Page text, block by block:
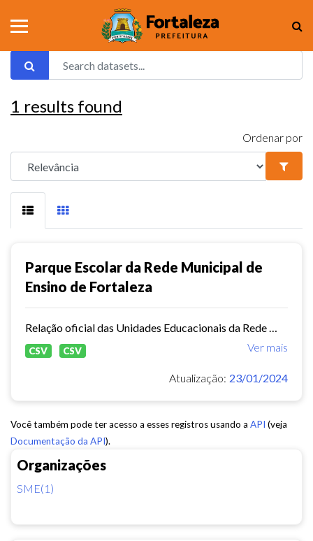
Organizações
SME(1)
1 results found
Ordenar por
Parque Escolar da Rede Municipal de
Ensino de Fortaleza
Ver mais
CSV CSV
Atualização: 23/01/2024
Você também pode ter acesso a esses registros usando a API (veja
Documentação da API).